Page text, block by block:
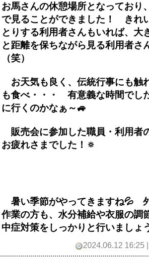
お馬さんの休憩場所となっており
で見ることができました！ きれ
とりする利用者さんもいれば、
と距離を保ちながら見る利用者さ
（笑）
お天気も良く、伝統行事にも触
も食べ・・・ 有意義な時間で
に行くのかなぁ～🚙
販売会に参加した職員・利用者
お疲れさまでした！🔅
暑い季節がやってきますね💦
作業の方も、水分補給や衣服の調
中症対策をしっかりと行いましょ
2024.06.12 16:25